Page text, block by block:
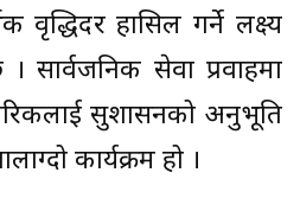
वृद्धिदर हासिल गर्ने लक्ष्य
सार्वजनिक सेवा प्रवाहमा
सुशासनको अनुभूति
कार्यक्रम हो ।